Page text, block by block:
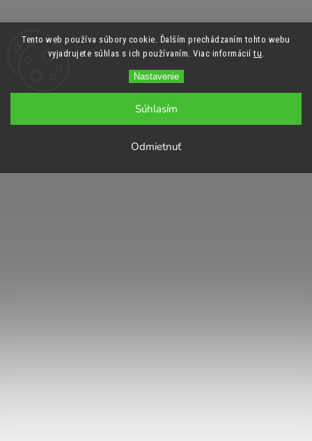
Tento web používa súbory cookie. Ďalším prechádzaním tohto webu
vyjadrujete súhlas s ich používaním. Viac informáciítu.
Nastavenie
Odmietnuť
Súhlasím